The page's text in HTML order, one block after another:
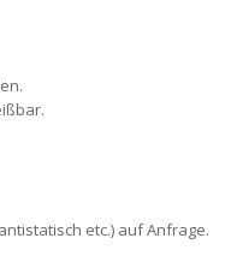
etc.) auf Anfrage.